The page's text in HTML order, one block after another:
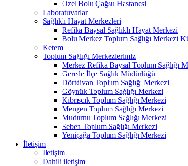
Özel Bolu Çağsu Hastanesi
Laboratuvarlar
Sağlıklı Hayat Merkezleri
Refika Baysal Sağlıklı Hayat Merkezi
Bolu Merkez Toplum Sağlığı Merkezi
Ketem
Toplum Sağlığı Merkezlerimiz
Merkez Refika Baysal Toplum Sağlığı
Gerede İlçe Sağlık Müdürlüğü
Dörtdivan Toplum Sağlığı Merkezi
Göynük Toplum Sağlığı Merkezi
Kıbrıscık Toplum Sağlığı Merkezi
Mengen Toplum Sağlığı Merkezi
Mudurnu Toplum Sağlığı Merkezi
Seben Toplum Sağlığı Merkezi
Yeniçağa Toplum Sağlığı Merkezi
İletişim
İletişim
Dahili iletişim